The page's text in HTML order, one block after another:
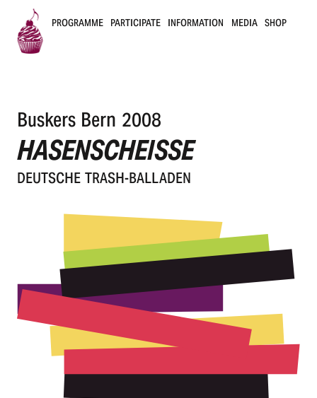
s
k
e
B
e
PROGRAMME PARTICIPATE INFORMATION MEDIA SHOP
Buskers Bern 2008
HASENSCHEISSE
DEUT­SCHE TRASH-BALLADEN